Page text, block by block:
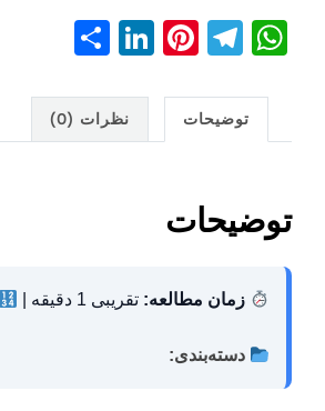
W
at
p
T
e
m
Pi
er
e
Li
k
e
ar
e
توضیحات نظرات (0)
توضیحات
زمان مطالعه: تقریبی 1 دقیقه |
دسته‌بندی: